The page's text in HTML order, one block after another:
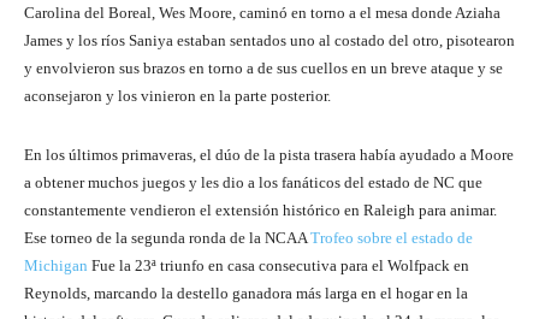
Carolina del Boreal, Wes Moore, caminó en torno a el mesa donde Aziaha
James y los ríos Saniya estaban sentados uno al costado del otro, pisotearon
y envolvieron sus brazos en torno a de sus cuellos en un breve ataque y se
aconsejaron y los vinieron en la parte posterior.
En los últimos primaveras, el dúo de la pista trasera había ayudado a Moore
a obtener muchos juegos y les dio a los fanáticos del estado de NC que
constantemente vendieron el extensión histórico en Raleigh para animar.
Ese torneo de la segunda ronda de la NCAATrofeo sobre el estado de
Michigan Fue la 23ª triunfo en casa consecutiva para el Wolfpack en
Reynolds, marcando la destello ganadora más larga en el hogar en la